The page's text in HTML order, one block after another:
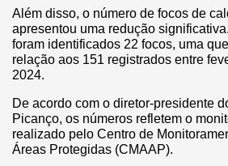
Além disso, o número de focos de
apresentou uma redução
foram identificados 22 focos, uma
relação aos 151 registrados entre
2024.
De acordo com o diretor-presidente
Picanço, os números refletem o
realizado pelo Centro de
Áreas Protegidas (CMAAP).